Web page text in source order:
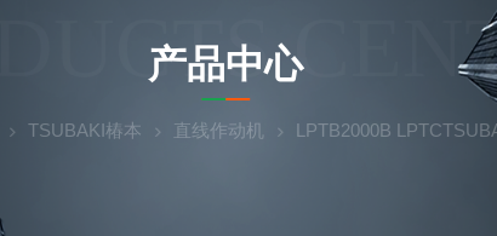
产品中心
TSUBAKI椿本 直线作动机 LPTB2000B